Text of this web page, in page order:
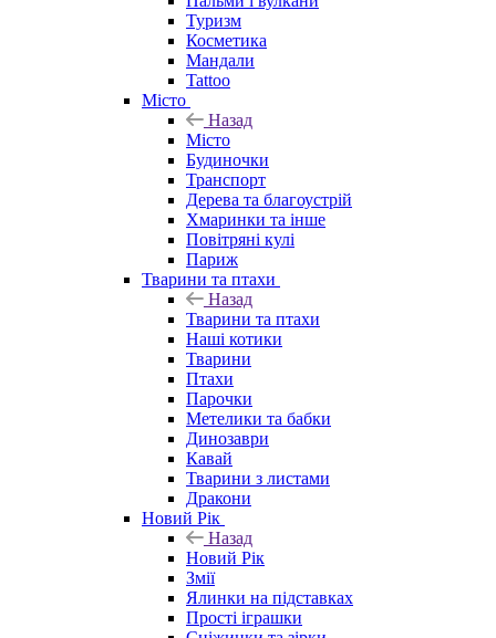
Туризм
Косметика
Мандали
Tattoo
Місто
Назад
Місто
Будиночки
Транспорт
Дерева та благоустрій
Хмаринки та інше
Повітряні кулі
Париж
Тварини та птахи
Назад
Тварини та птахи
Наші котики
Тварини
Птахи
Парочки
Метелики та бабки
Динозаври
Кавай
Тварини з листами
Дракони
Новий Рік
Назад
Новий Рік
Змії
Ялинки на підставках
Прості іграшки